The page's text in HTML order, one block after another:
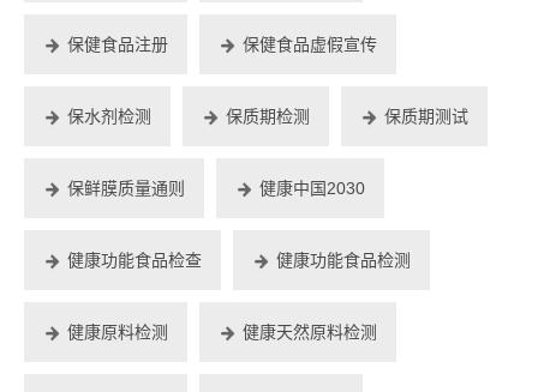
保健食品注册 保健食品虚假宣传
保水剂检测 保质期检测 保质期测试
保鲜膜质量通则 健康中国2030
健康功能食品检查 健康功能食品检测
健康原料检测 健康天然原料检测